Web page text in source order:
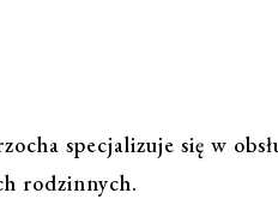
specjalizuje się w
rodzinnych.